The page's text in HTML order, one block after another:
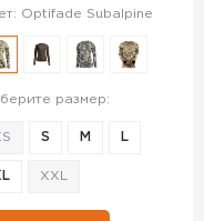
Optifade Subalpine
размер:
S M L
XXL